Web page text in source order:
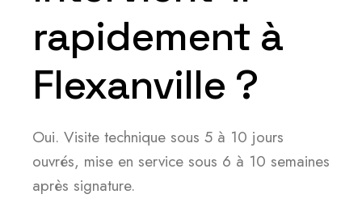
rapidement à
Flexanville ?
Oui. Visite technique sous 5 à 10 jours
ouvrés, mise en service sous 6 à 10 semaines
après signature.